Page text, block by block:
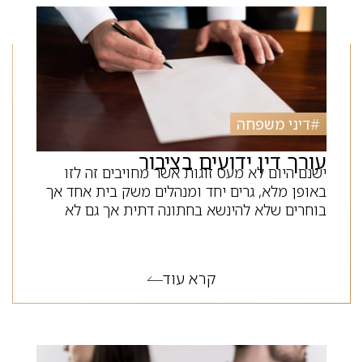
#דיני משפחה
עורך דין ידועים בציבור
ישנם היום לא מעט זוגות אשר מחויבים זה לזו
באופן מלא, גרים יחד ומנהלים משק בית אחד אך
בוחרים שלא להינשא בחתונה דתית אך גם לא
קרא עוד